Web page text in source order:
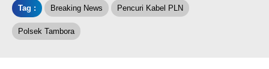
Tag : Breaking News Pencuri Kabel PLN
Polsek Tambora